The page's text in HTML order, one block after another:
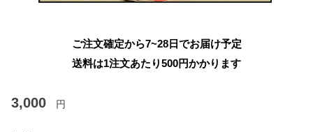
ご注文確定から7~28日でお届け予定
送料は1注文あたり500円かかります
3,000 円